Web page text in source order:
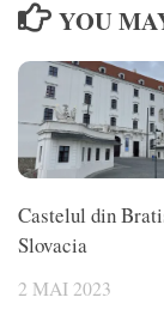
YOU
Castelul din
Slovacia
2 MAI 2023